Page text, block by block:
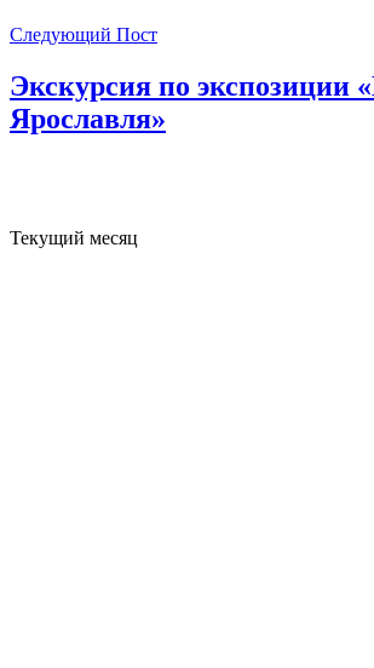
Следующий Пост
Экскурсия по экспозиции
Ярославля»
Текущий месяц